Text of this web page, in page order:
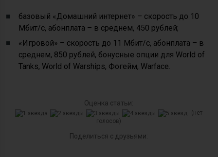
базовый «Домашний интернет» – скорость до 10
Мбит/с, абонплата – в среднем, 450 рублей;
«Игровой» – скорость до 11 Мбит/с, абонплата – в
среднем, 850 рублей, бонусные опции для World of
Tanks, World of Warships, Фогейм, Warface.
Оценка статьи:
(нет
голосов)
Поделиться с друзьями: